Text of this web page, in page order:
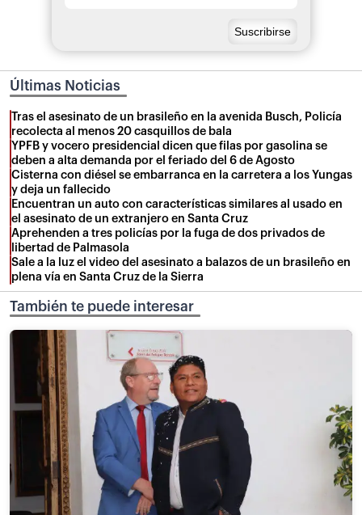
Últimas Noticias
Tras el asesinato de un brasileño en la avenida Busch, Policía
recolecta al menos 20 casquillos de bala
YPFB y vocero presidencial dicen que filas por gasolina se
deben a alta demanda por el feriado del 6 de Agosto
Cisterna con diésel se embarranca en la carretera a los Yungas
y deja un fallecido
Encuentran un auto con características similares al usado en
el asesinato de un extranjero en Santa Cruz
Aprehenden a tres policías por la fuga de dos privados de
libertad de Palmasola
Sale a la luz el video del asesinato a balazos de un brasileño en
plena vía en Santa Cruz de la Sierra
También te puede interesar